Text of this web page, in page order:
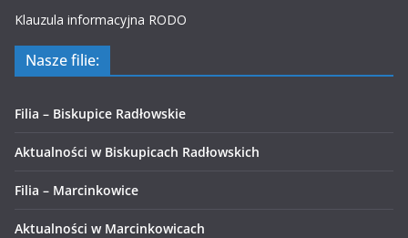
Klauzula informacyjna RODO
Nasze filie:
Filia – Biskupice Radłowskie
Aktualności w Biskupicach Radłowskich
Filia – Marcinkowice
Aktualności w Marcinkowicach